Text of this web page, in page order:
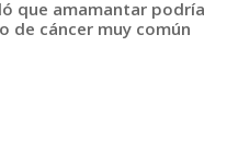
que amamantar podría
de cáncer muy común